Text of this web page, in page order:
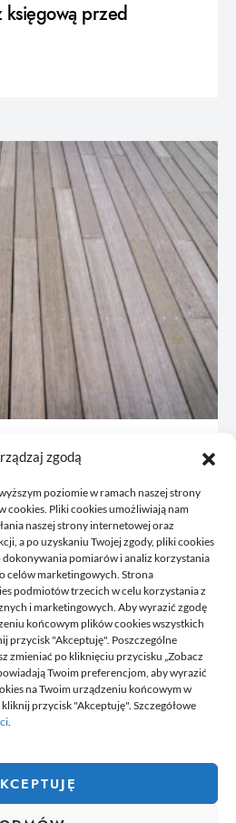
zgodą
poziomie w ramach naszej strony
cookies. Pliki cookies umożliwiają nam
naszej strony internetowej oraz
a po uzyskaniu Twojej zgody, pliki cookies
dokonywania pomiarów i analiz korzystania
celów marketingowych. Strona
podmiotów trzecich w celu korzystania z
i marketingowych. Aby wyrazić zgodę
końcowym plików cookies wszystkich
przycisk "Akceptuję". Poszczególne
zmieniać po kliknięciu przycisku „Zobacz
Twoim preferencjom, aby wyrazić
na Twoim urządzeniu końcowym w
przycisk "Akceptuję". Szczegółowe
.
księgową przed
czy odnowienie
opłacalność
newsy, które przydadzą się
stronie umieszczamy także ciekawe
z innymi. Dołącz do nas.
tworzyć i dzielić się swoją